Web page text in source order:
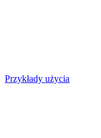
Przykłady użycia